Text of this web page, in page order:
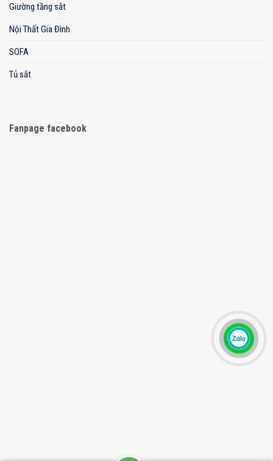
Giường tầng sắt
Nội Thất Gia Đình
SOFA
Tủ sắt
Fanpage facebook